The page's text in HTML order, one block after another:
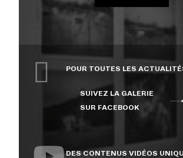
PUBLICATIONS
COLLECTION
ÉVÉNEMENTS ET
ACTIVITÉS
POUR TOUTES LES
SUIVEZ LA GALERIE
SUR FACEBOOK
DES CONTENUS VIDÉOS